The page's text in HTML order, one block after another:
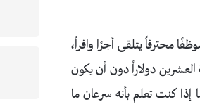
محترفاً يتلقى أجرًا وافراً،
العشرين دولاراً دون أن يكون
إذا كنت تعلم بأنه سرعان ما